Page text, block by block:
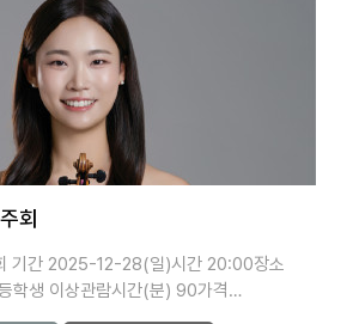
회
기간 2025-12-28(일)시간 20:00장소
학생 이상관람시간(분) 90가격…